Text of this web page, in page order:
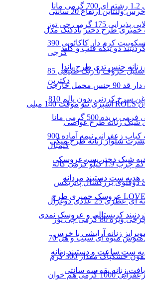
175 گرمی چی توز
بیسکوییت کرم دار کاکائویی 390g
گرجی
پاستیل حروف با رنگ طبیعی 85g
دکتربن
بریده 500 گرمی مانا
جوجه کباب زعفرانی نیمه آماده 900g
کیمبال
کیلو گرمی کاله
دوقلوی بزرگسال پاتریکس
25 عددی دوغزال
80 گرمی چی توز
خشکپاک مقدار 300 گرم
گرمی هم خوان
ارتفاع 20 سانتی
دو تیکه قلب و کلید
جنس تدی طرح پاندا
مخمل خارجی
شیک زنانه طرح غواصی
شلوار زنانه طرح میکی
شیک دختر پسر عروسکی
هدیه ست دستبند مردانه
کریستالی و عروسک نمدی
زنانه آرایشی با خرس
ست ساعت و دستبند زنانه
بافت زنانه یقه سه سانتی